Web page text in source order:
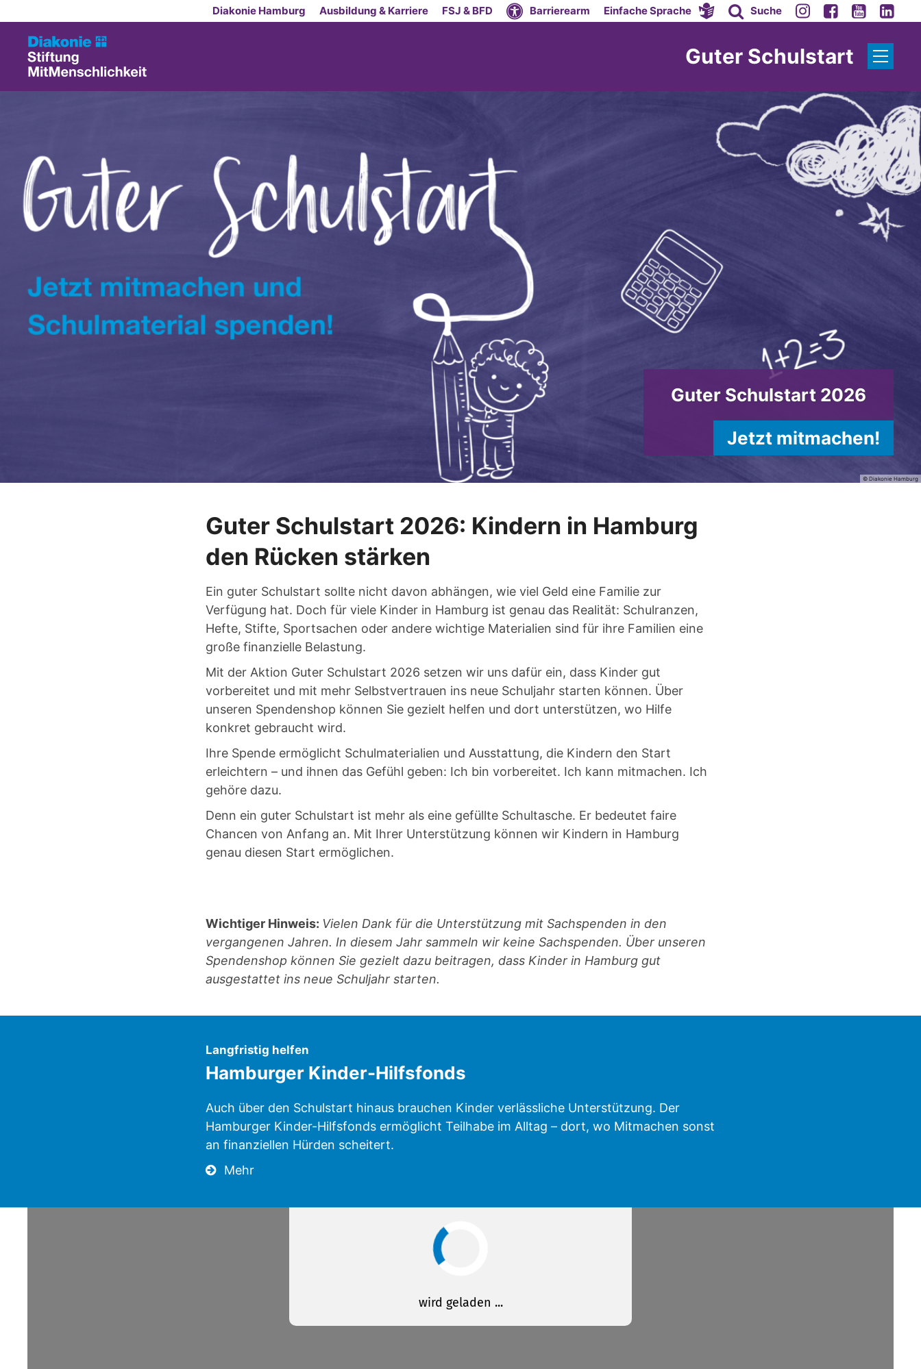
Diakonie Hamburg Ausbildung & Karriere FSJ & BFD Barrierearm Einfache Sprache Suche
Guter Schulstart
© Diakonie Hamburg
Guter Schulstart 2026
Jetzt mitmachen!
Guter Schulstart 2026: Kindern in Hamburg
den Rücken stärken
Ein guter Schulstart sollte nicht davon abhängen, wie viel Geld eine Familie zur
Verfügung hat. Doch für viele Kinder in Hamburg ist genau das Realität: Schulranzen,
Hefte, Stifte, Sportsachen oder andere wichtige Materialien sind für ihre Familien eine
große finanzielle Belastung.
Mit der Aktion Guter Schulstart 2026 setzen wir uns dafür ein, dass Kinder gut
vorbereitet und mit mehr Selbstvertrauen ins neue Schuljahr starten können. Über
unseren Spendenshop können Sie gezielt helfen und dort unterstützen, wo Hilfe
konkret gebraucht wird.
Ihre Spende ermöglicht Schulmaterialien und Ausstattung, die Kindern den Start
erleichtern – und ihnen das Gefühl geben: Ich bin vorbereitet. Ich kann mitmachen. Ich
gehöre dazu.
Denn ein guter Schulstart ist mehr als eine gefüllte Schultasche. Er bedeutet faire
Chancen von Anfang an. Mit Ihrer Unterstützung können wir Kindern in Hamburg
genau diesen Start ermöglichen.
Wichtiger Hinweis: Vielen Dank für die Unterstützung mit Sachspenden in den
vergangenen Jahren. In diesem Jahr sammeln wir keine Sachspenden. Über unseren
Spendenshop können Sie gezielt dazu beitragen, dass Kinder in Hamburg gut
ausgestattet ins neue Schuljahr starten.
Langfristig helfen
Hamburger Kinder-Hilfsfonds
Auch über den Schulstart hinaus brauchen Kinder verlässliche Unterstützung. Der
Hamburger Kinder-Hilfsfonds ermöglicht Teilhabe im Alltag – dort, wo Mitmachen sonst
an finanziellen Hürden scheitert.
Mehr